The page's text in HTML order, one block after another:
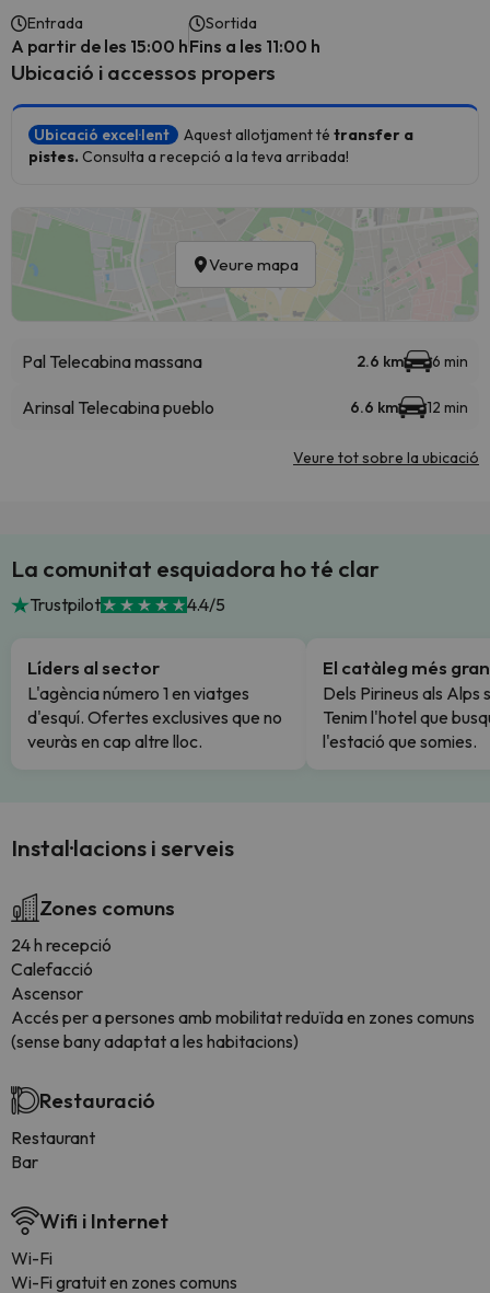
Entrada
A partir de les 15:00 h
Sortida
Fins a les 11:00 h
Ubicació i accessos propers
Ubicació excel·lent Aquest allotjament té transfer a
pistes. Consulta a recepció a la teva arribada!
Veure mapa
Pal Telecabina massana 2.6 km 6 min
Arinsal Telecabina pueblo 6.6 km 12 min
Veure tot sobre la ubicació
La comunitat esquiadora ho té clar
Trustpilot 4.4/5
Líders al sector
L'agència número 1 en viatges
d'esquí. Ofertes exclusives que no
veuràs en cap altre lloc.
El catàleg més gran
Dels Pirineus als Alps
Tenim l'hotel que
l'estació que somies.
Instal·lacions i serveis
Zones comuns
24 h recepció
Calefacció
Ascensor
Accés per a persones amb mobilitat reduïda en zones comuns
(sense bany adaptat a les habitacions)
Restauració
Restaurant
Bar
Wifi i Internet
Wi-Fi
Wi-Fi gratuit en zones comuns